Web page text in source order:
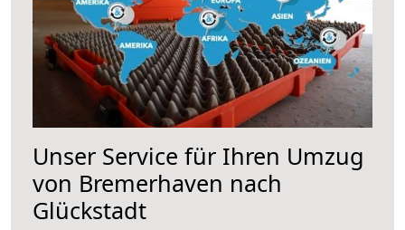
Unser Service für Ihren Umzug
von Bremerhaven nach
Glückstadt